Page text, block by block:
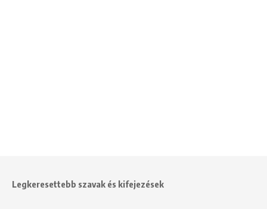
Legkeresettebb szavak és kifejezések